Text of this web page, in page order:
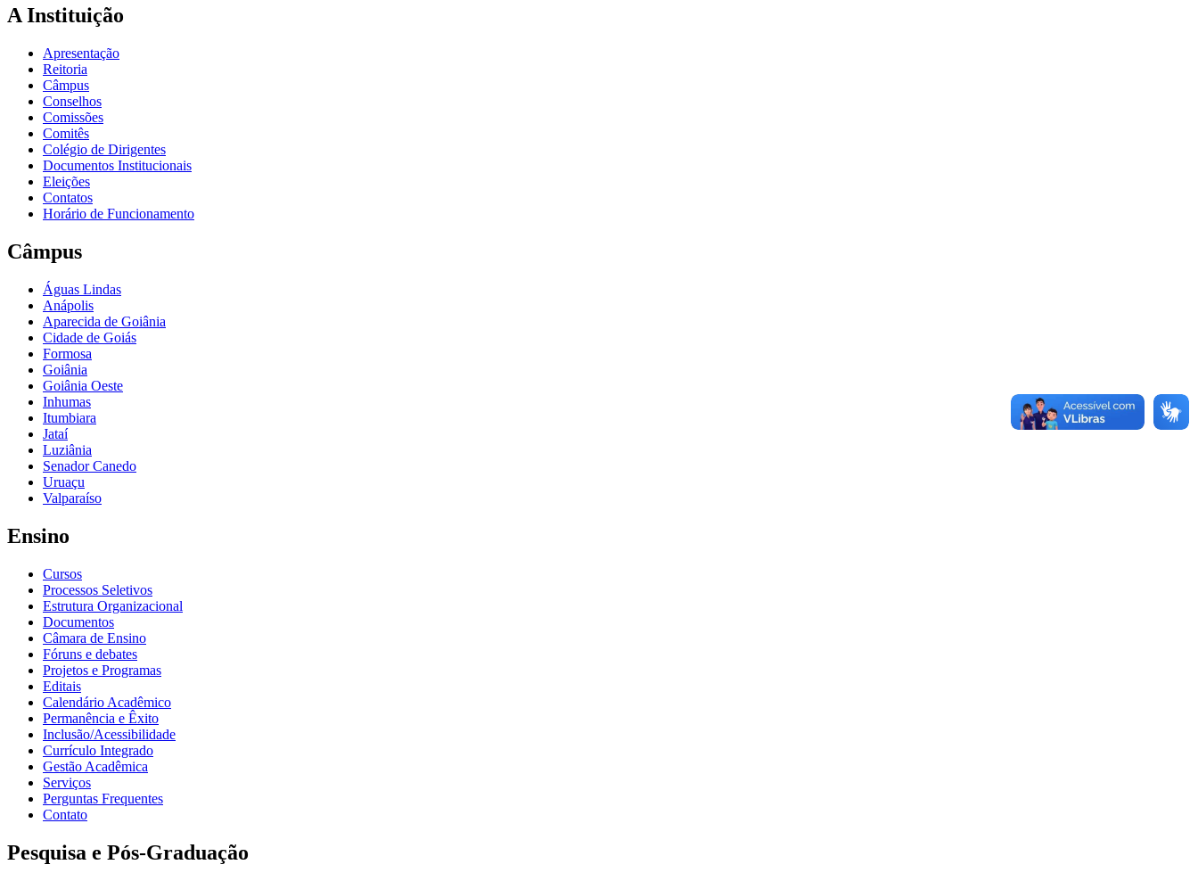
A Instituição
Apresentação
Reitoria
Câmpus
Conselhos
Comissões
Comitês
Colégio de Dirigentes
Documentos Institucionais
Eleições
Contatos
Horário de Funcionamento
Câmpus
Águas Lindas
Anápolis
Aparecida de Goiânia
Cidade de Goiás
Formosa
Goiânia
Goiânia Oeste
Inhumas
Itumbiara
Jataí
Luziânia
Senador Canedo
Uruaçu
Valparaíso
Ensino
Cursos
Processos Seletivos
Estrutura Organizacional
Documentos
Câmara de Ensino
Fóruns e debates
Projetos e Programas
Editais
Calendário Acadêmico
Permanência e Êxito
Inclusão/Acessibilidade
Currículo Integrado
Gestão Acadêmica
Serviços
Perguntas Frequentes
Contato
Pesquisa e Pós-Graduação